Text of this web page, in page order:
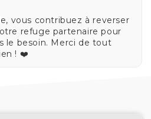
vous contribuez à reverser
refuge partenaire pour
le besoin. Merci de tout
! ❤️